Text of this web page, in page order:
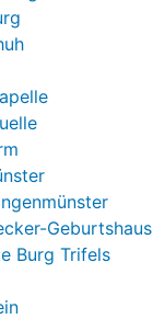
Geburtshaus
Burg Trifels